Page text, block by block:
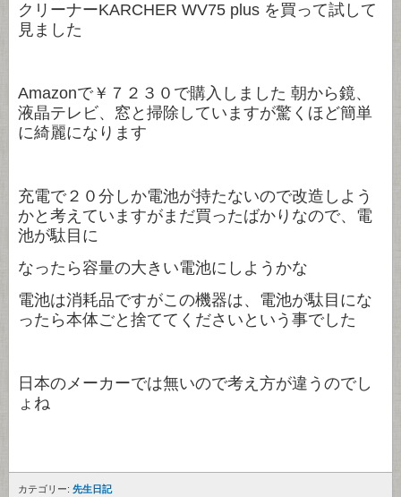
クリーナーKARCHER WV75 plus を買って試して
見ました
Amazonで￥７２３０で購入しました 朝から鏡、
液晶テレビ、窓と掃除していますが驚くほど簡単
に綺麗になります
充電で２０分しか電池が持たないので改造しよう
かと考えていますがまだ買ったばかりなので、電
池が駄目に
なったら容量の大きい電池にしようかな
電池は消耗品ですがこの機器は、電池が駄目にな
ったら本体ごと捨ててくださいという事でした
日本のメーカーでは無いので考え方が違うのでし
ょね
カテゴリー: 先生日記